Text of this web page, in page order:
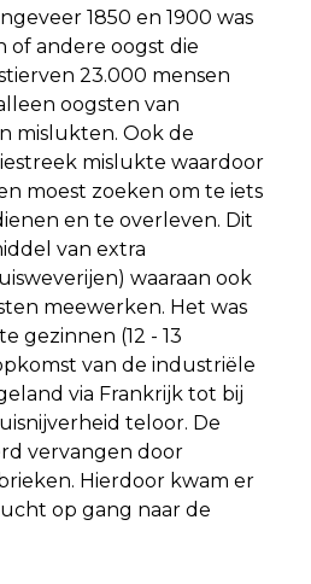
1850 en 1900 was
of andere oogst die
23.000 mensen
oogsten van
mislukten. Ook de
mislukte waardoor
moest zoeken om te iets
en te overleven. Dit
van extra
waaraan ook
meewerken. Het was
gezinnen (12 - 13
van de industriële
via Frankrijk tot bij
teloor. De
vervangen door
Hierdoor kwam er
op gang naar de